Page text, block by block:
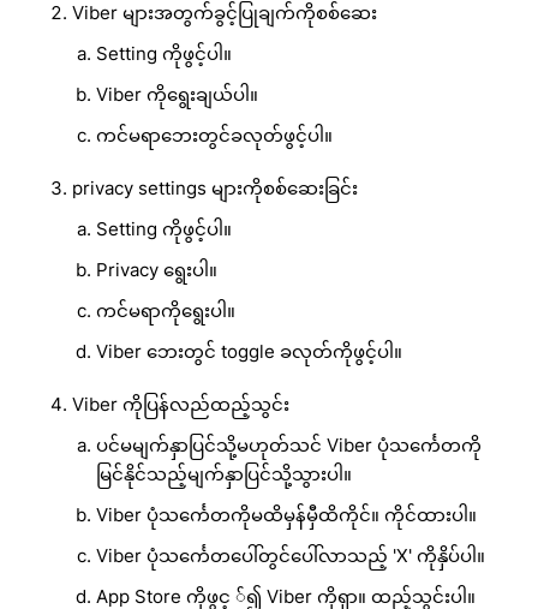
Viber များအတွက်ခွင့်ပြုချက်ကိုစစ်ဆေး
Setting ကိုဖွင့်ပါ။
Viber ကိုရွေးချယ်ပါ။
ကင်မရာဘေးတွင်ခလုတ်ဖွင့်ပါ။
privacy settings များကိုစစ်ဆေးခြင်း
Setting ကိုဖွင့်ပါ။
Privacy ရွေးပါ။
ကင်မရာကိုရွေးပါ။
Viber ဘေးတွင် toggle ခလုတ်ကိုဖွင့်ပါ။
Viber ကိုပြန်လည်ထည့်သွင်း
ပင်မမျက်နှာပြင်သို့မဟုတ်သင် Viber ပုံသင်္ကေတကို
မြင်နိုင်သည့်မျက်နှာပြင်သို့သွားပါ။
Viber ပုံသင်္ကေတကိုမထိမှန်မှီထိကိုင်။ ကိုင်ထားပါ။
Viber ပုံသင်္ကေတပေါ်တွင်ပေါ်လာသည့် 'X' ကိုနှိပ်ပါ။
App Store ကိုဖွင့ ်၍ Viber ကိုရှာ။ ထည့်သွင်းပါ။